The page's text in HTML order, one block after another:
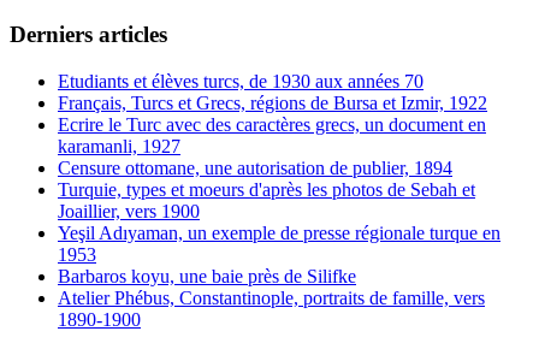
Derniers articles
Etudiants et élèves turcs, de 1930 aux années 70
Français, Turcs et Grecs, régions de Bursa et Izmir, 1922
Ecrire le Turc avec des caractères grecs, un document en
karamanli, 1927
Censure ottomane, une autorisation de publier, 1894
Turquie, types et moeurs d'après les photos de Sebah et
Joaillier, vers 1900
Yeşil Adıyaman, un exemple de presse régionale turque en
1953
Barbaros koyu, une baie près de Silifke
Atelier Phébus, Constantinople, portraits de famille, vers
1890-1900